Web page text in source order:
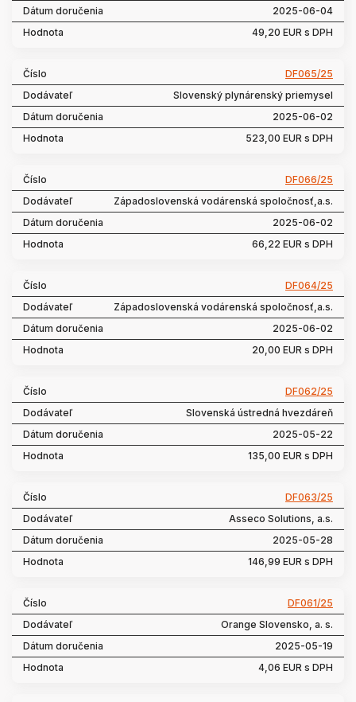
2025-06-04
49,20 EUR s DPH
DF065/25
Slovenský plynárenský priemysel
2025-06-02
523,00 EUR s DPH
DF066/25
Západoslovenská vodárenská spoločnosť,a.s.
2025-06-02
66,22 EUR s DPH
DF064/25
Západoslovenská vodárenská spoločnosť,a.s.
2025-06-02
20,00 EUR s DPH
DF062/25
Slovenská ústredná hvezdáreň
2025-05-22
135,00 EUR s DPH
DF063/25
Asseco Solutions, a.s.
2025-05-28
146,99 EUR s DPH
DF061/25
Orange Slovensko, a. s.
2025-05-19
4,06 EUR s DPH